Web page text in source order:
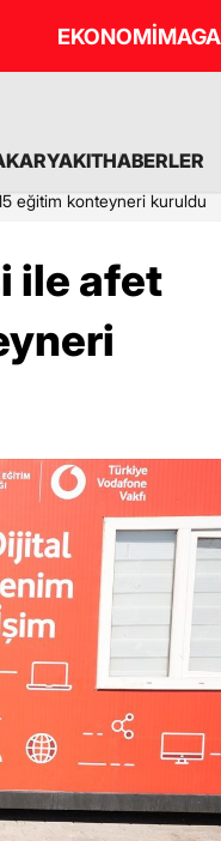
EKONOMİ
HABERLER
eğitim konteyneri kuruldu
ile afet